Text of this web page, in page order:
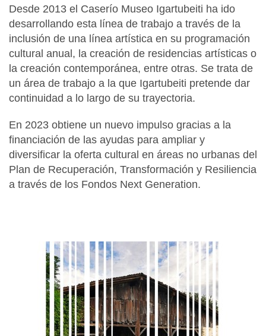
Desde 2013 el Caserío Museo Igartubeiti ha ido
desarrollando esta línea de trabajo a través de la
inclusión de una línea artística en su programación
cultural anual, la creación de residencias artísticas o
la creación contemporánea, entre otras. Se trata de
un área de trabajo a la que Igartubeiti pretende dar
continuidad a lo largo de su trayectoria.
En 2023 obtiene un nuevo impulso gracias a la
financiación de las ayudas para ampliar y
diversificar la oferta cultural en áreas no urbanas del
Plan de Recuperación, Transformación y Resiliencia
a través de los Fondos Next Generation.